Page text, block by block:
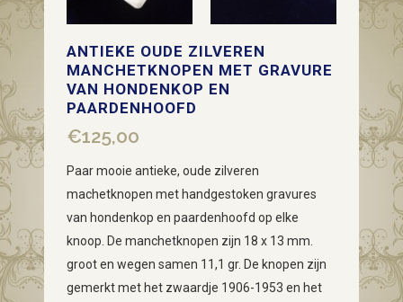
ANTIEKE OUDE ZILVEREN
MANCHETKNOPEN MET GRAVURE
VAN HONDENKOP EN
PAARDENHOOFD
€125,00
Paar mooie antieke, oude zilveren
machetknopen met handgestoken gravures
van hondenkop en paardenhoofd op elke
knoop. De manchetknopen zijn 18 x 13 mm.
groot en wegen samen 11,1 gr. De knopen zijn
gemerkt met het zwaardje 1906-1953 en het